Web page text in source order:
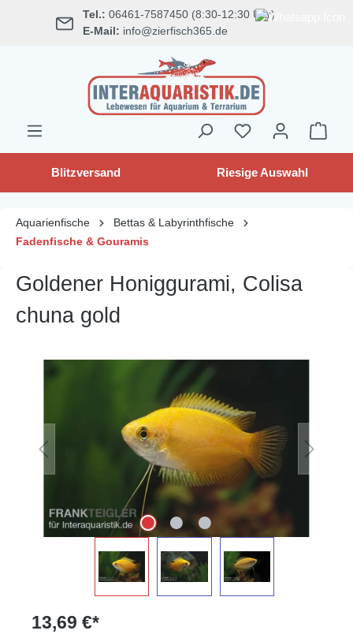
springen Tel.: 06461-7587450 (8:30-12:30 Uhr)
E-Mail: info@zierfisch365.de
Blitzversand Riesige Auswahl
Aquarienfische
Bettas & Labyrinthfische
Fadenfische & Gouramis
Goldener Honiggurami, Colisa
chuna gold
Bildergalerie überspringen
13,69 €*